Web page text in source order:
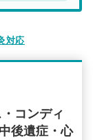
対応
コンディ
後遺症・心